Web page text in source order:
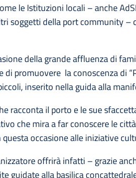
le Istituzioni locali – anche
soggetti della port community –
della grande affluenza di
di promuovere la conoscenza di
inserito nella guida alla
racconta il porto e le sue
che mira a far conoscere le
occasione alle iniziative
offrirà infatti – grazie
guidate alla basilica